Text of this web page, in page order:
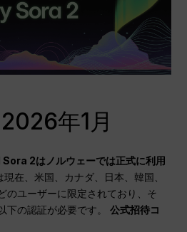
年1月
2はノルウェーでは正式に利用
現在、米国、カナダ、日本、韓国、
のユーザーに限定されており、そ
下の認証が必要です。公式招待コ